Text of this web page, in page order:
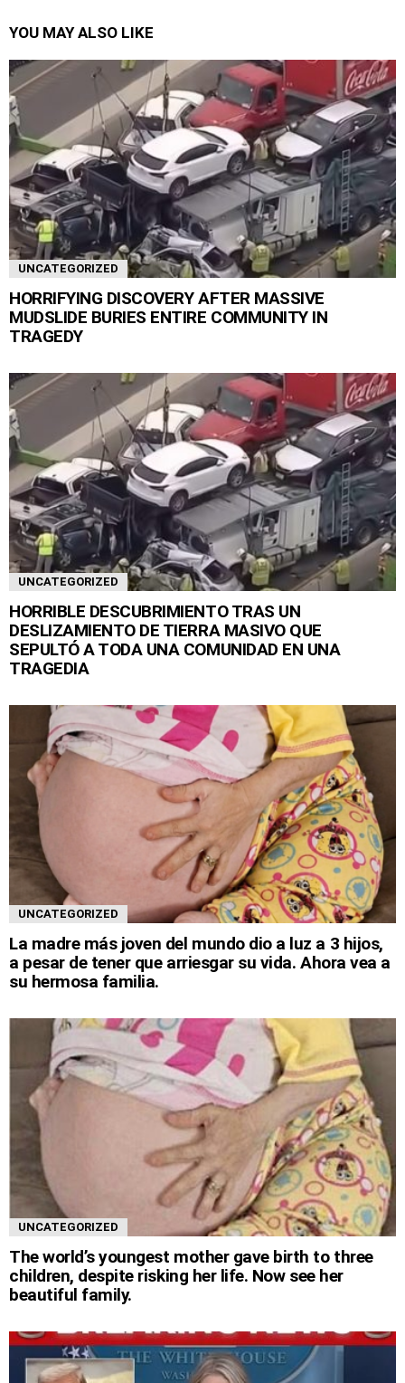
YOU MAY ALSO LIKE
UNCATEGORIZED
HORRIFYING DISCOVERY AFTER MASSIVE
MUDSLIDE BURIES ENTIRE COMMUNITY IN
TRAGEDY
UNCATEGORIZED
HORRIBLE DESCUBRIMIENTO TRAS UN
DESLIZAMIENTO DE TIERRA MASIVO QUE
SEPULTÓ A TODA UNA COMUNIDAD EN UNA
TRAGEDIA
UNCATEGORIZED
La madre más joven del mundo dio a luz a 3 hijos,
a pesar de tener que arriesgar su vida. Ahora vea a
su hermosa familia.
UNCATEGORIZED
The world’s youngest mother gave birth to three
children, despite risking her life. Now see her
beautiful family.